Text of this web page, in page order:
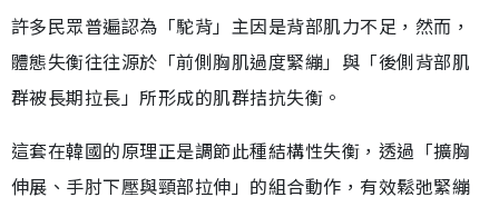
許多民眾普遍認為「駝背」主因是背部肌力不足，然而，
體態失衡往往源於「前側胸肌過度緊繃」與「後側背部肌
群被長期拉長」所形成的肌群拮抗失衡。
這套在韓國的原理正是調節此種結構性失衡，透過「擴胸
伸展、手肘下壓與頸部拉伸」的組合動作，有效鬆弛緊繃